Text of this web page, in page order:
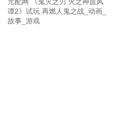
谭2》试玩 再燃人鬼之战_动画_
故事_游戏